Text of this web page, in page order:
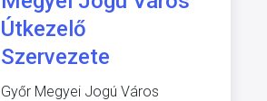
Útkezelő
Szervezete
Győr Megyei Jogú Város